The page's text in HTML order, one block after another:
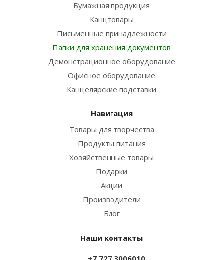
Бумажная продукция
Канцтовары
Письменные принадлежности
Папки для хранения документов
Демонстрационное оборудование
Офисное оборудование
Канцелярские подставки
Навигация
Товары для творчества
Продукты питания
Хозяйственные товары
Подарки
Акции
Производители
Блог
Наши контакты
+7 727 3006010